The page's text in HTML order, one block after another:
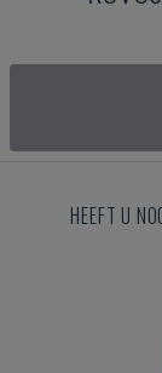
HEEFT U